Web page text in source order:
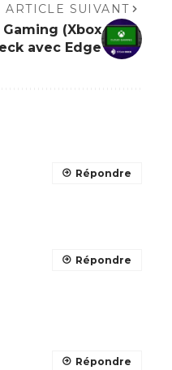
ARTICLE SUIVANT
(Xbox
avec Edge
Répondre
Répondre
Répondre